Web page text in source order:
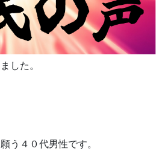
した。
う４０代男性です。